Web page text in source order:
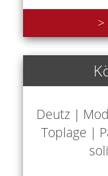
>
Deutz |
Toplage |